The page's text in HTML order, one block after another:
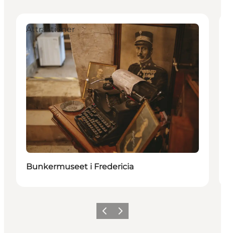
Attraktioner
Bunkermuseet i Fredericia
Forrige billede
Næste billede